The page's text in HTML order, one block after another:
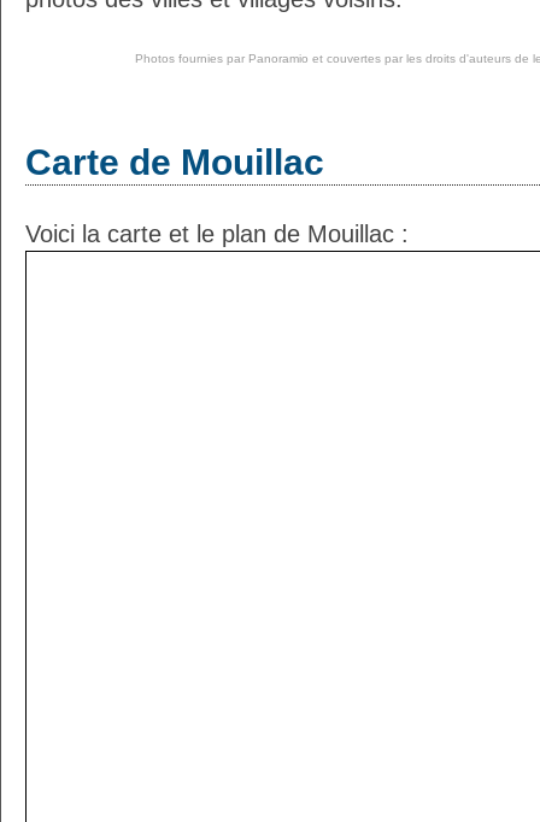
Photos fournies par Panoramio et couvertes par les droits d'auteurs de
Carte de Mouillac
Voici la carte et le plan de Mouillac :